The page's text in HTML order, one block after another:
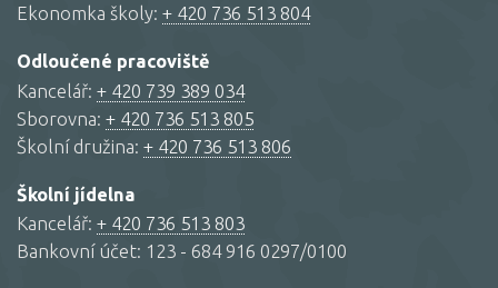
Ekonomka školy: + 420 736 513 804
Odloučené pracoviště
Kancelář: + 420 739 389 034
Sborovna: + 420 736 513 805
Školní družina: + 420 736 513 806
Školní jídelna
Kancelář: + 420 736 513 803
Bankovní účet: 123 - 684 916 0297/0100